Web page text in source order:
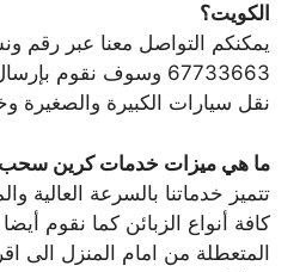
الكويت؟
يمكنكم التواصل معنا عبر رقم
67733663 وسوف نقوم
نقل سيارات الكبيرة والصغيرة
ما هي ميزات خدمات كرين
تتميز خدماتنا بالسرعة العالية
كافة أنواع الزبائن كما نقوم
المتعطلة من امام المنزل الى